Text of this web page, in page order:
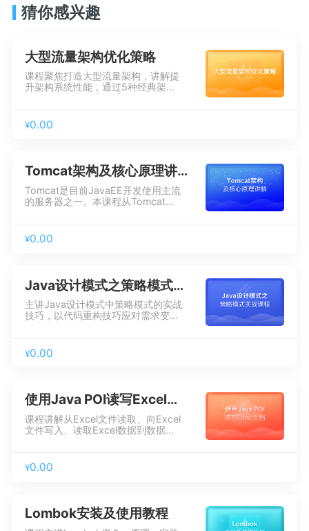
猜你感兴趣
大型流量架构优化策略
课程聚焦打造大型流量架构，讲解提
升架构系统性能，通过5种经典架构
策略，提供大型流量系统架构的优化
理及系统架构优化策略。
¥0.00
Tomcat架构及核心原理讲解
Tomcat是目前JavaEE开发使用主流
的服务器之一。本课程从Tomcat基
JVM、Tomcat集群、Tomcat安全、
性能调优等方面进行了详细地讲解，
¥0.00
Java设计模式之策略模式实战课程
主讲Java设计模式中策略模式的实战
技巧，以代码重构技巧应对需求变更
作为导入，利用策略模式进行解决。
引导学生一步步完成代码的实现，掌
握策略模式的实战技巧和理论知识。
¥0.00
使用Java POI读写Excel文档
课程讲解从Excel文件读取、向Excel
文件写入、读取Excel数据到数据
轻松实现Excel文件和Mysql数据库
的数据交互。
¥0.00
Lombok安装及使用教程